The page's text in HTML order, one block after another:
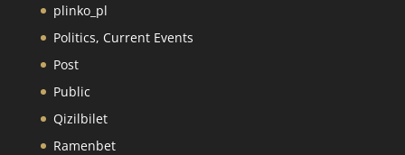
plinko_pl
Politics, Current Events
Post
Public
Qizilbilet
Ramenbet